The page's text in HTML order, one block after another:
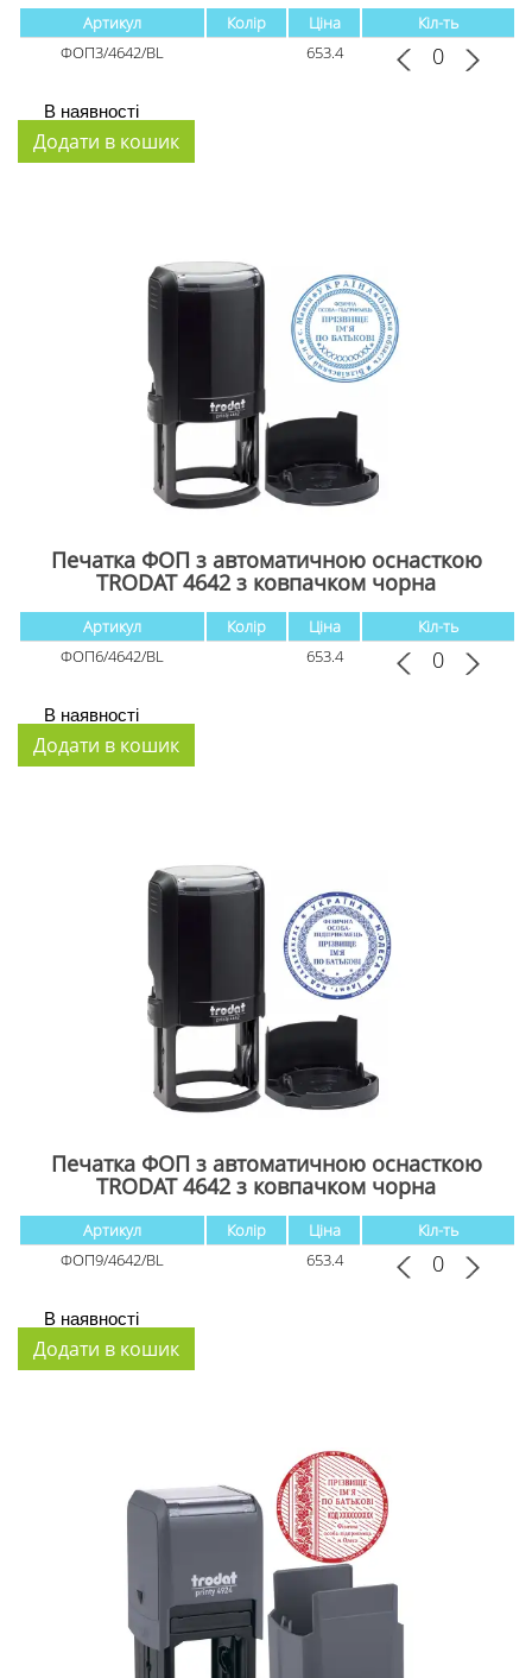
Артикул Колір Ціна
Кіл-ть
ФОП3/4642/BL
653.4
В наявності
Печатка ФОП з автоматичною оснасткою
TRODAT 4642 з ковпачком чорна
Артикул Колір Ціна
Кіл-ть
ФОП6/4642/BL
653.4
В наявності
Печатка ФОП з автоматичною оснасткою
TRODAT 4642 з ковпачком чорна
Артикул Колір Ціна
Кіл-ть
ФОП9/4642/BL
653.4
В наявності